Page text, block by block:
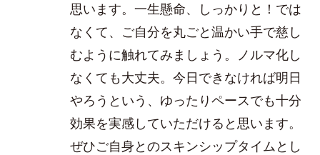
思います。一生懸命、しっかりと！では
なくて、ご自分を丸ごと温かい手で慈し
むように触れてみましょう。ノルマ化し
なくても大丈夫。今日できなければ明日
やろうという、ゆったりペースでも十分
効果を実感していただけると思います。
ぜひご自身とのスキンシップタイムとし